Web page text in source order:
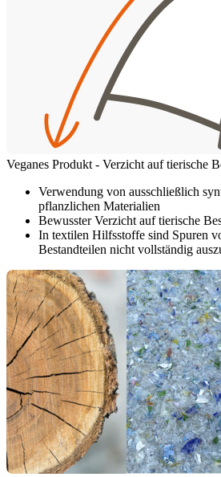
Veganes Produkt - Verzicht auf tierische
Verwendung von ausschließlich
pflanzlichen Materialien
Bewusster Verzicht auf tierische
In textilen Hilfsstoffe sind Spuren
Bestandteilen nicht vollständig